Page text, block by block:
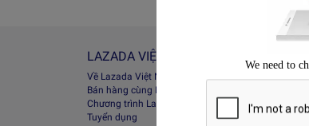
LAZADA VIỆT NAM
Về Lazada Việt Nam
Bán hàng cùng Lazada
Chương trình Lazada Afﬁliate
Tuyển dụng